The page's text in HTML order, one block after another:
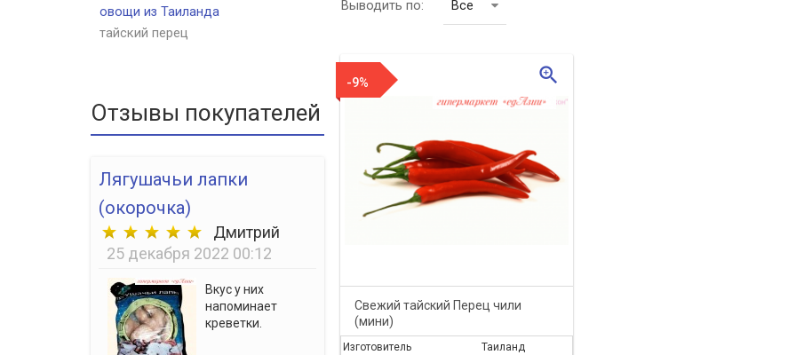
овощи из Таиланда
тайский перец
Отзывы покупателей
Лягушачьи лапки
(окорочка)
Дмитрий
25 декабря 2022 00:12
Вкус у них
напоминает
креветки.
Выводить по: Все
-9%
Свежий тайский Перец чили
(мини)
Изготовитель Таиланд
zoom_in